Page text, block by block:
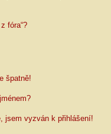
fóra“?
špatně!
jsem vyzván k přihlášení!